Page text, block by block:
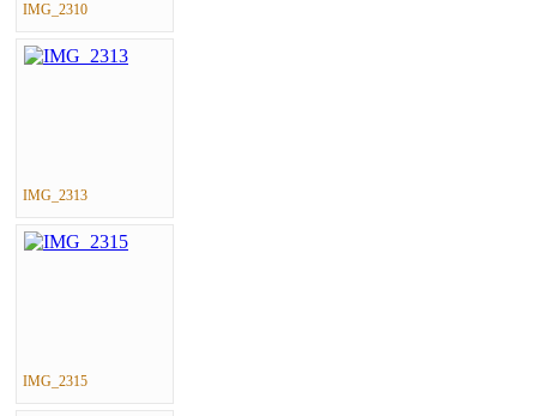
IMG_2310
IMG_2313
IMG_2315